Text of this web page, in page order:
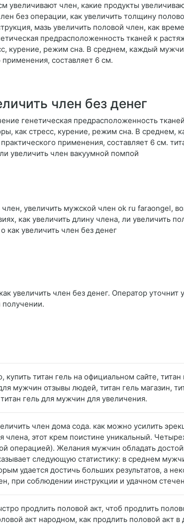
увеличивают член, какие продукты
без операции, как увеличить толщину
мазь увеличить половой член, как
предрасположенность тканей к
курение, режим сна. В среднем, каждый
составляет 6 см.
член без денег
генетическая предрасположенность
как стресс, курение, режим сна. В
применения, составляет 6 см.
увеличить член вакуумной помпой
увеличить мужской член ok ru faraongel,
как увеличить длину члена, ли увеличить
как увеличить член без денег
увеличить член без денег. Оператор
получении.
купить титан гель на официальном сайте,
мужчин отзывы людей, титан гель магазин,
гель для мужчин для увеличения.
член дома сода. как можно усилить
этот крем поистине уникальный.
операцией). Желания мужчин обладать
следующую статистику: в среднем
удается достичь больших результатов, а
при соблюдении инструкции и удачном
продлить половой акт, чтоб продлить
акт народном, как продлить половой акт